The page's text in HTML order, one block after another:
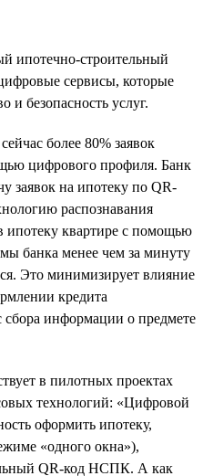
строительный
сервисы, которые
и безопасность услуг.
более 80% заявок
цифрового профиля. Банк
заявок на ипотеку по QR-
распознавания
квартире с помощью
банка менее чем за минуту
Это минимизирует влияние
кредита
сбора информации о предмете
в пилотных проектах
технологий: «Цифровой
оформить ипотеку,
«одного окна»),
QR-код НСПК. А как